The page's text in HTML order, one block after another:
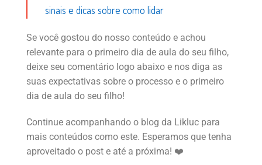
sinais e dicas sobre como lidar
Se você gostou do nosso conteúdo e achou
relevante para o primeiro dia de aula do seu filho,
deixe seu comentário logo abaixo e nos diga as
suas expectativas sobre o processo e o primeiro
dia de aula do seu filho!
Continue acompanhando o blog da Likluc para
mais conteúdos como este. Esperamos que tenha
aproveitado o post e até a próxima! ❤️